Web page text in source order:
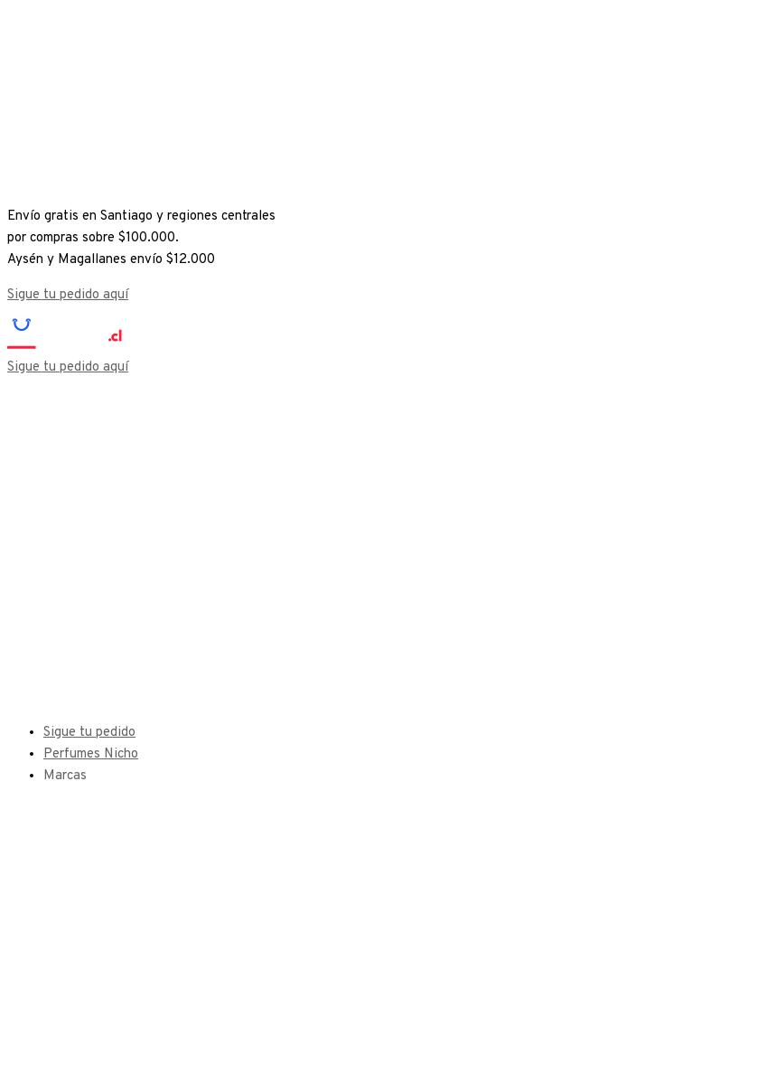
Envío gratis en Santiago y regiones centrales
por compras sobre $100.000.
Aysén y Magallanes envío $12.000
Sigue tu pedido aquí
Sigue tu pedido aquí
Sigue tu pedido
Perfumes Nicho
Marcas